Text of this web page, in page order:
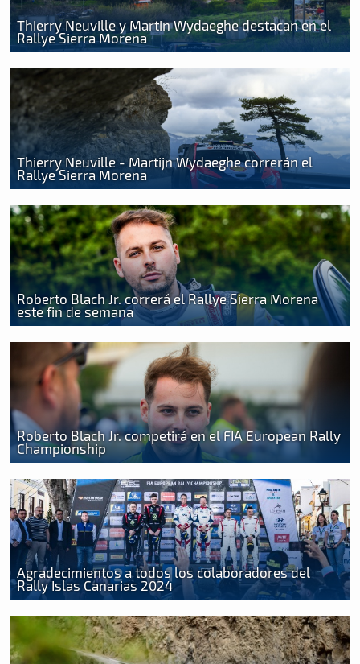
Thierry Neuville y Martin Wydaeghe destacan en el
Rallye Sierra Morena
Thierry Neuville - Martijn Wydaeghe correrán el
Rallye Sierra Morena
Roberto Blach Jr. correrá el Rallye Sierra Morena
este fin de semana
Roberto Blach Jr. competirá en el FIA European Rally
Championship
Agradecimientos a todos los colaboradores del
Rally Islas Canarias 2024